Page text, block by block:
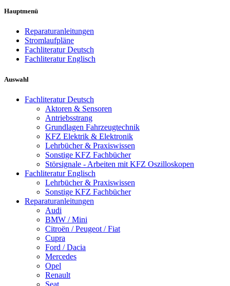
Hauptmenü
Reparaturanleitungen
Stromlaufpläne
Fachliteratur Deutsch
Fachliteratur Englisch
Auswahl
Fachliteratur Deutsch
Aktoren & Sensoren
Antriebsstrang
Grundlagen Fahrzeugtechnik
KFZ Elektrik & Elektronik
Lehrbücher & Praxiswissen
Sonstige KFZ Fachbücher
Störsignale - Arbeiten mit KFZ Oszilloskopen
Fachliteratur Englisch
Lehrbücher & Praxiswissen
Sonstige KFZ Fachbücher
Reparaturanleitungen
Audi
BMW / Mini
Citroën / Peugeot / Fiat
Cupra
Ford / Dacia
Mercedes
Opel
Renault
Seat